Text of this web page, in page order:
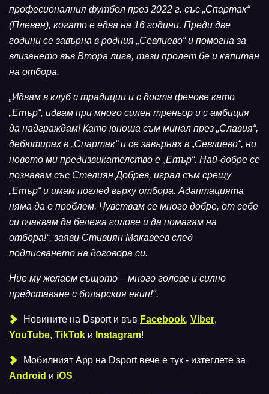
професионалния футбол през 2022 г. със „Спартак“
(Плевен), когато е едва на 16 години. Преди две
години се завърна в родния „Севлиево“ и помогна за
влизането във Втора лига, тази пролет бе и капитан
на отбора.
„Идвам в клуб с традиции и с доста фенове като
„Етър“, идвам при много силен треньор и с амбиция
да надграждам! Като юноша съм минал през „Славия“,
дебютирах в „Спартак“ и се завърнах в „Севлиево“, но
новото ми предизвикателство е „Етър“. Най-добре се
познавам със Стелиян Добрев, играл съм срещу
„Етър“ и имам поглед върху отбора. Адаптацията
няма да е проблем. Чувствам се много добре, от себе
си очаквам да бележа голове и да помагам на
отбора!“, заяви Стивиян Макавеев след
подписването на договора си.
Ние му желаем същото – много голове и силно
представяне с болярския екип!".
Новините на Dsport и във Facebook, Viber,
YouTube, TikTok и Instagram!
Мобилният Аpp на Dsport вече е тук - изтеглете за
Android и iOS